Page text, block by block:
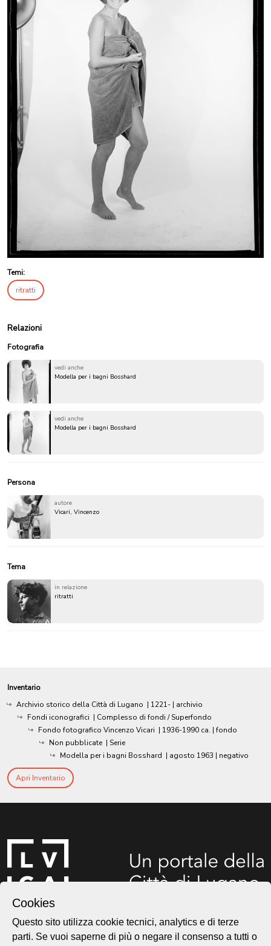
Temi:
ritratti
Relazioni
Fotografia
vedi anche
Modella per i bagni Bosshard
vedi anche
Modella per i bagni Bosshard
Persona
autore
Vicari, Vincenzo
Tema
in relazione
ritratti
Inventario
Archivio storico della Città di Lugano | 1221- | archivio
Fondi iconografici | Complesso di fondi / Superfondo
Fondo fotografico Vincenzo Vicari | 1936-1990 ca. | fondo
Non pubblicate | Serie
Modella per i bagni Bosshard | agosto 1963 | negativo
Apri Inventario
Città di Lugano
Cookies
Questo sito utilizza cookie tecnici, analytics e di terze
parti. Se vuoi saperne di più o negare il consenso a tutti o